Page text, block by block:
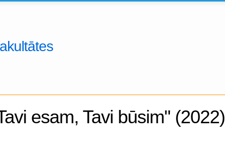
esam, Tavi būsim" (2022)